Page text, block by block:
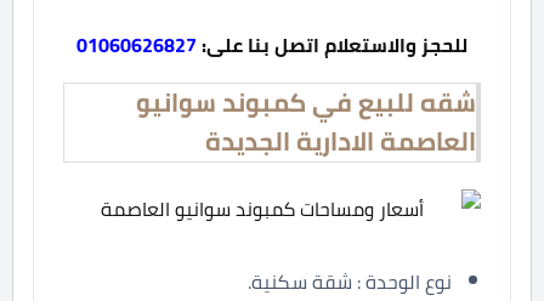
للحجز والاستعلام اتصل بنا على:01060626827
شقه للبيع في كمبوند سوانيو
العاصمة الادارية الجديدة
نوع الوحدة : شقة سكنية.